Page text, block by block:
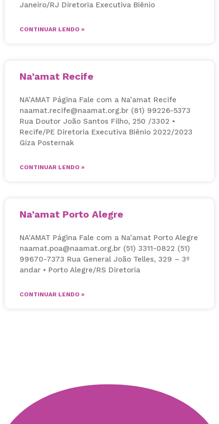
Janeiro/RJ Diretoria Executiva Biênio
CONTINUAR LENDO »
Na’amat Recife
NA'AMAT Página Fale com a Na’amat Recife
naamat.recife@naamat.org.br (81) 99226-5373
Rua Doutor João Santos Filho, 250 /3302 •
Recife/PE Diretoria Executiva Biênio 2022/2023
Giza Posternak
CONTINUAR LENDO »
Na’amat Porto Alegre
NA'AMAT Página Fale com a Na’amat Porto Alegre
naamat.poa@naamat.org.br (51) 3311-0822 (51)
99670-7373 Rua General João Telles, 329 – 3º
andar • Porto Alegre/RS Diretoria
CONTINUAR LENDO »